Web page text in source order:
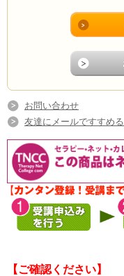
お問い合わせ
友達にメールですすめる
【ご確認ください】